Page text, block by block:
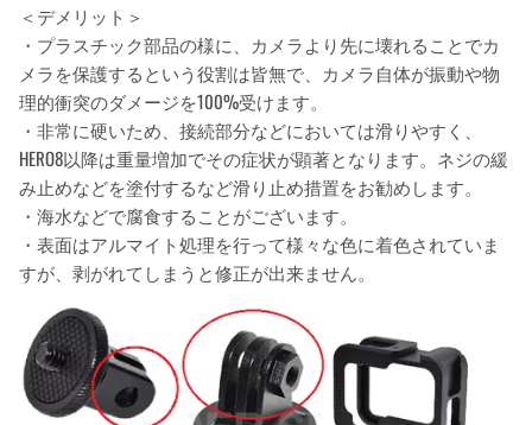
＜デメリット＞
・プラスチック部品の様に、カメラより先に壊れることでカ
メラを保護するという役割は皆無で、カメラ自体が振動や物
理的衝突のダメージを100%受けます。
・非常に硬いため、接続部分などにおいては滑りやすく、
HERO8以降は重量増加でその症状が顕著となります。ネジの緩
み止めなどを塗付するなど滑り止め措置をお勧めします。
・海水などで腐食することがございます。
・表面はアルマイト処理を行って様々な色に着色されていま
すが、剥がれてしまうと修正が出来ません。